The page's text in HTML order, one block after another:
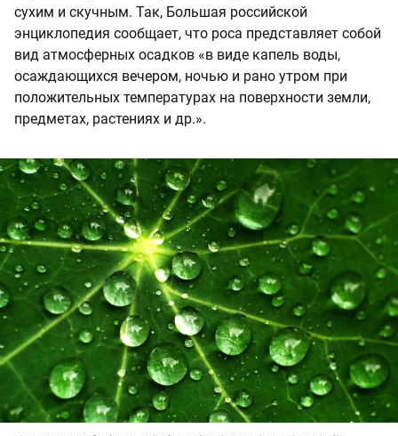
сухим и скучным. Так, Большая российской
энциклопедия сообщает, что роса представляет собой
вид атмосферных осадков «в виде капель воды,
осаждающихся вечером, ночью и рано утром при
положительных температурах на поверхности земли,
предметах, растениях и др.».